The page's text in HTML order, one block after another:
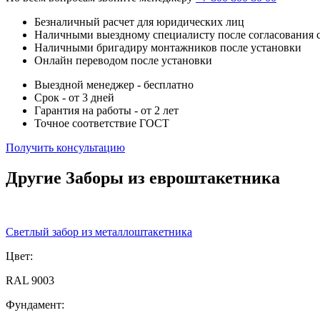
Безналичный расчет для юридических лиц
Наличными выездному специалисту после согласования
Наличными бригадиру монтажников после установки
Онлайн переводом после установки
Выездной менеджер - бесплатно
Срок - от 3 дней
Гарантия на работы - от 2 лет
Точное соответствие ГОСТ
Получить консультацию
Другие Заборы из евроштакетника
Светлый забор из металлоштакетника
Цвет:
RAL 9003
Фундамент: